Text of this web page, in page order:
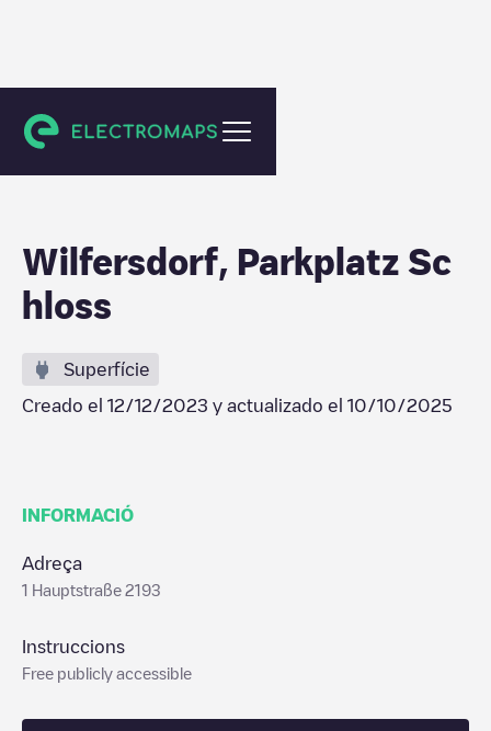
Wilfersdorf
Wilfersdorf, Parkplatz Sc
hloss
Superfície
Creado el 12/12/2023 y actualizado el 10/10/2025
INFORMACIÓ
Adreça
1 Hauptstraße 2193
Instruccions
Free publicly accessible